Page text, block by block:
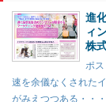
進
ィ
株
ポ
速を余儀なくされた
がみえつつある・・